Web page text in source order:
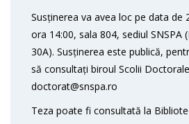
Susținerea va avea loc pe data de
ora 14:00, sala 804, sediul SNSPA
30A). Susținerea este publică,
să consultați biroul Scolii
doctorat@snspa.ro
Teza poate fi consultată la